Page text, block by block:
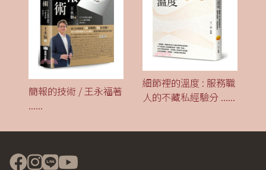
簡報的技術 / 王永福著
......
細節裡的溫度 : 服務職
人的不藏私經驗分 ......